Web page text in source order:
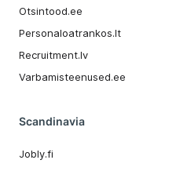
Otsintood.ee
Personaloatrankos.lt
Recruitment.lv
Varbamisteenused.ee
Scandinavia
Jobly.fi